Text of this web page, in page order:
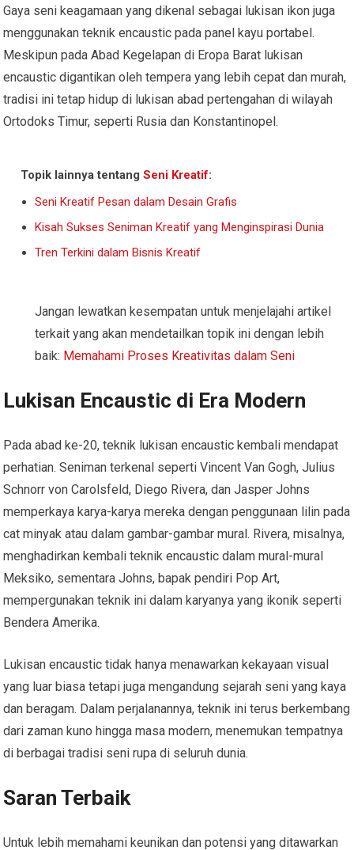
Gaya seni keagamaan yang dikenal sebagai lukisan ikon juga
menggunakan teknik encaustic pada panel kayu portabel.
Meskipun pada Abad Kegelapan di Eropa Barat lukisan
encaustic digantikan oleh tempera yang lebih cepat dan murah,
tradisi ini tetap hidup di lukisan abad pertengahan di wilayah
Ortodoks Timur, seperti Rusia dan Konstantinopel.
Topik lainnya tentangSeni Kreatif:
Seni Kreatif Pesan dalam Desain Grafis
Kisah Sukses Seniman Kreatif yang Menginspirasi Dunia
Tren Terkini dalam Bisnis Kreatif
Jangan lewatkan kesempatan untuk menjelajahi artikel
terkait yang akan mendetailkan topik ini dengan lebih
baik: Memahami Proses Kreativitas dalam Seni
Lukisan Encaustic di Era Modern
Pada abad ke-20, teknik lukisan encaustic kembali mendapat
perhatian. Seniman terkenal seperti Vincent Van Gogh, Julius
Schnorr von Carolsfeld, Diego Rivera, dan Jasper Johns
memperkaya karya-karya mereka dengan penggunaan lilin pada
cat minyak atau dalam gambar-gambar mural. Rivera, misalnya,
menghadirkan kembali teknik encaustic dalam mural-mural
Meksiko, sementara Johns, bapak pendiri Pop Art,
mempergunakan teknik ini dalam karyanya yang ikonik seperti
Bendera Amerika.
Lukisan encaustic tidak hanya menawarkan kekayaan visual
yang luar biasa tetapi juga mengandung sejarah seni yang kaya
dan beragam. Dalam perjalanannya, teknik ini terus berkembang
dari zaman kuno hingga masa modern, menemukan tempatnya
di berbagai tradisi seni rupa di seluruh dunia.
Saran Terbaik
Untuk lebih memahami keunikan dan potensi yang ditawarkan